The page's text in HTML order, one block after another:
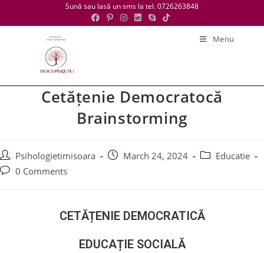
Sună sau lasă un sms la tel. 0726263848
Menu
Cetățenie Democratocă
Brainstorming
Psihologietimisoara March 24, 2024
Educatie
0 Comments
CETĂȚENIE DEMOCRATICĂ
EDUCAȚIE SOCIALĂ